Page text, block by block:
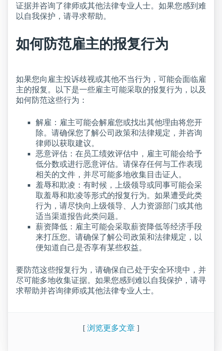
证据并咨询了律师或其他法律专业人士。如果您感到难
以自我保护，请寻求帮助。
如何防范雇主的报复行为
如果您向雇主投诉歧视或其他不当行为，可能会面临雇
主的报复。以下是一些雇主可能采取的报复行为，以及
如何防范这些行为：
解雇：雇主可能会解雇您或找出其他理由将您开
除。请确保您了解公司政策和法律规定，并咨询
律师以获取建议。
恶意评估：在员工绩效评估中，雇主可能会给予
低分数或进行恶意评估。请保存任何与工作表现
相关的文件，并尽可能多地收集目击证人。
羞辱和欺凌：有时候，上级领导或同事可能会采
取羞辱和欺凌等形式的报复行为。如果遭受此类
行为，请尽快向上级领导、人力资源部门或其他
适当渠道报告此类问题。
薪资降低：雇主可能会采取薪资降低等经济手段
来打压您。请确保了解公司政策和法律规定，以
便知道自己是否享有某些权益。
要防范这些报复行为，请确保自己处于安全环境中，并
尽可能多地收集证据。如果您感到难以自我保护，请寻
求帮助并咨询律师或其他法律专业人士。
[ 浏览更多文章 ]